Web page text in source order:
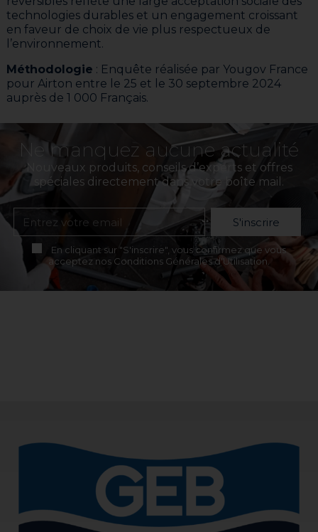
technologies durables et un engagement croissant
en faveur de choix de vie plus respectueux de
l’environnement.
Méthodologie : Enquête réalisée par Yougov France
pour Airton entre le 25 et le 30 septembre 2024
auprès de 1 000 Français.
Ne manquez aucune actualité
Nouveaux produits, conseils d’experts et offres
spéciales directement dans votre boîte mail.
En cliquant sur "S'inscrire", vous confirmez que vous
acceptez nos Conditions Générales d'Utilisation.
S'inscrire